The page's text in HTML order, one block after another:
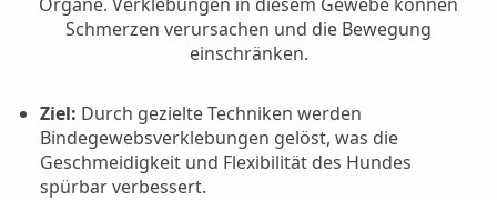
Schmerzen verursachen und die Bewegung
einschränken.
Ziel: Durch gezielte Techniken werden
Bindegewebsverklebungen gelöst, was die
Geschmeidigkeit und Flexibilität des Hundes
spürbar verbessert.